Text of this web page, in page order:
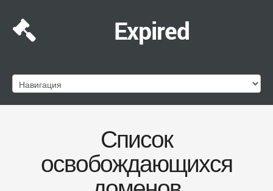
Expired
Список
освобождающихся